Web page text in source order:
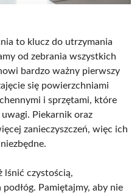
to klucz do utrzymania
od zebrania wszystkich
bardzo ważny pierwszy
się powierzchniami
i sprzętami, które
Piekarnik oraz
zanieczyszczeń, więc ich
lśnić czystością,
Pamiętajmy, aby nie